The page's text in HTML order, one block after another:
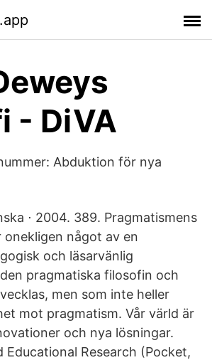
- DiVA
Abduktion för nya
⋅ 2004. 389. Pragmatismens
något av en
och läsarvänlig
pragmatiska filosofin och
men som inte heller
mot pragmatism. Vår värld är
och nya lösningar.
Educational Research (Pocket,